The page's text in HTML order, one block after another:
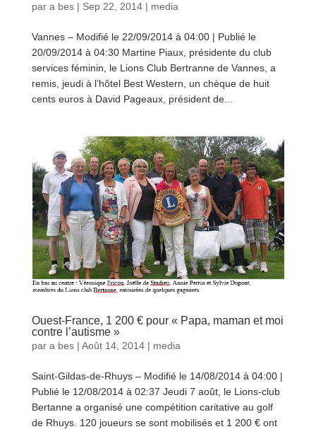
par a bes| Sep 22, 2014| media
Vannes – Modifié le 22/09/2014 à 04:00 | Publié le
20/09/2014 à 04:30 Martine Piaux, présidente du club
services féminin, le Lions Club Bertranne de Vannes, a
remis, jeudi à l’hôtel Best Western, un chèque de huit
cents euros à David Pageaux, président de...
Ouest-France, 1 200 € pour « Papa, maman et moi
contre l’autisme »
par a bes| Août 14, 2014| media
Saint-Gildas-de-Rhuys – Modifié le 14/08/2014 à 04:00 |
Publié le 12/08/2014 à 02:37 Jeudi 7 août, le Lions-club
Bertanne a organisé une compétition caritative au golf
de Rhuys. 120 joueurs se sont mobilisés et 1 200 € ont